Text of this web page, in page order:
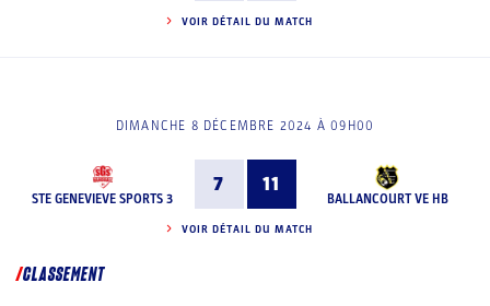
VOIR DÉTAIL DU MATCH
DIMANCHE 8 DÉCEMBRE 2024 À 09H00
STE GENEVIEVE SPORTS 3
7 11
BALLANCOURT VE HB
VOIR DÉTAIL DU MATCH
CLASSEMENT